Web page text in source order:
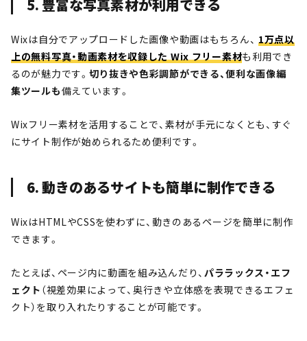
5. 豊富な写真素材が利用できる
Wixは自分でアップロードした画像や動画はもちろん、 1万点以
上の無料写真・動画素材を収録した Wix フリー素材も利用でき
るのが魅力です。 切り抜きや色彩調節ができる、便利な画像編
集ツールも備えています。
Wixフリー素材を活用することで、素材が手元になくとも、すぐ
にサイト制作が始められるため便利です。
6. 動きのあるサイトも簡単に制作できる
WixはHTMLやCSSを使わずに、動きのあるページを簡単に制作
できます。
たとえば、ページ内に動画を組み込んだり、 パララックス・エフ
ェクト （視差効果によって、奥行きや立体感を表現できるエフェ
クト）を取り入れたりすることが可能です。